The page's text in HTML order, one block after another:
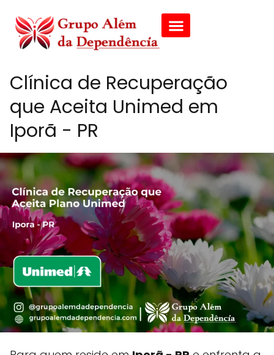
Clínica de Recuperação
que Aceita Unimed em
Iporã - PR